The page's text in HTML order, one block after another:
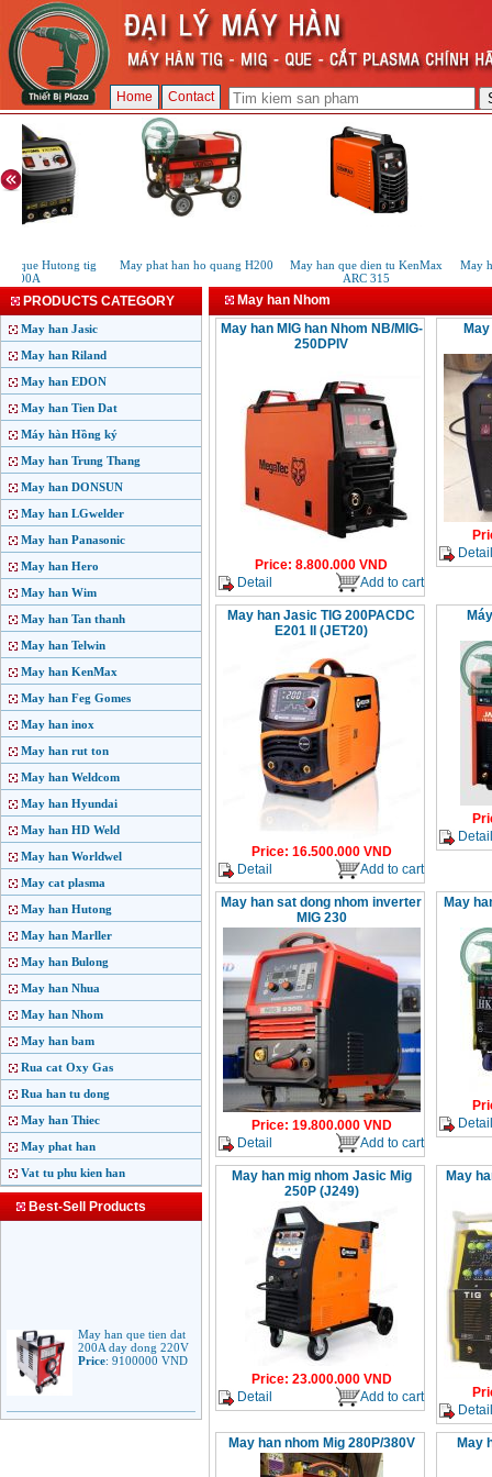
Home Contact
que Hutong tig
200A
May phat han ho quang H200
May han que dien tu KenMax
ARC 315
May
PRODUCTS CATEGORY
May han Jasic
May han Riland
May han EDON
May han Tien Dat
Máy hàn Hồng ký
May han Trung Thang
May han DONSUN
May han LGwelder
May han Panasonic
May han Hero
May han Wim
May han Tan thanh
May han Telwin
May han KenMax
May han Feg Gomes
May han inox
May han rut ton
May han Weldcom
May han Hyundai
May han HD Weld
May han Worldwel
May cat plasma
May han Hutong
May han Marller
May han Bulong
May han Nhua
May han Nhom
May han bam
Rua cat Oxy Gas
Rua han tu dong
May han Thiec
May phat han
Vat tu phu kien han
Best-Sell Products
May han que tien dat
200A day dong 220V
Price:9100000 VND
May han que dien tu
May han Nhom
May han MIG han Nhom NB/MIG-
250DPIV
Price: 8.800.000 VND
Detail
Add to cart
Detail
May han Jasic TIG 200PACDC
E201 II (JET20)
Price: 16.500.000VND
Detail
Add to cart
Detail
May han sat dong nhom inverter
MIG 230
Price: 19.800.000VND
Detail
Add to cart
May
Detail
May han mig nhom Jasic Mig
250P (J249)
Price: 23.000.000VND
Detail
Add to cart
May
Detail
May han nhom Mig 280P/380V May